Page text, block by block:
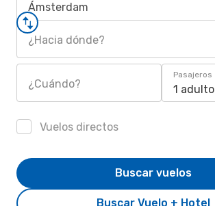
Ámsterdam
¿Hacia dónde?
¿Cuándo?
Pasajeros
1 adulto
Vuelos directos
Buscar Vuelo + Hotel
Buscar vuelos